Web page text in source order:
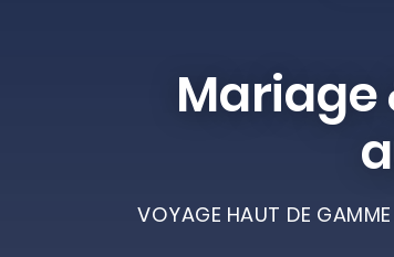
Mariage
VOYAGE HAUT DE GAMME